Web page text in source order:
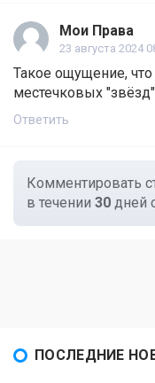
Мои Права
23 августа 2024
Такое ощущение,
местечковых "звёзд"
Ответить
Комментировать
в течении 30 дней
ПОСЛЕДНИЕ